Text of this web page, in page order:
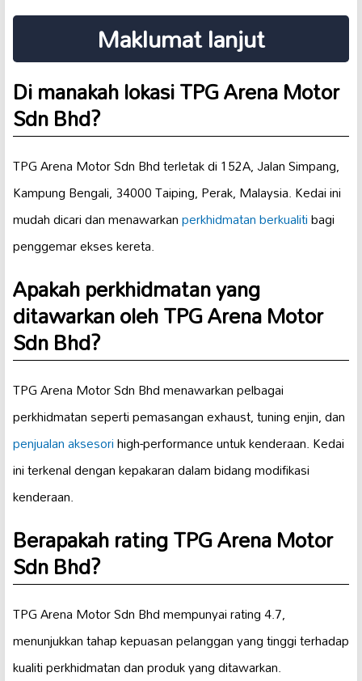
Maklumat lanjut
Di manakah lokasi TPG Arena Motor
Sdn Bhd?
TPG Arena Motor Sdn Bhd terletak di 152A, Jalan Simpang,
Kampung Bengali, 34000 Taiping, Perak, Malaysia. Kedai ini
mudah dicari dan menawarkanperkhidmatan berkualitibagi
penggemar ekses kereta.
Apakah perkhidmatan yang
ditawarkan oleh TPG Arena Motor
Sdn Bhd?
TPG Arena Motor Sdn Bhd menawarkan pelbagai
perkhidmatan seperti pemasangan exhaust, tuning enjin, dan
penjualan aksesorihigh-performance untuk kenderaan. Kedai
ini terkenal dengan kepakaran dalam bidang modifikasi
kenderaan.
Berapakah rating TPG Arena Motor
Sdn Bhd?
TPG Arena Motor Sdn Bhd mempunyai rating 4.7,
menunjukkan tahap kepuasan pelanggan yang tinggi terhadap
kualiti perkhidmatan dan produk yang ditawarkan.